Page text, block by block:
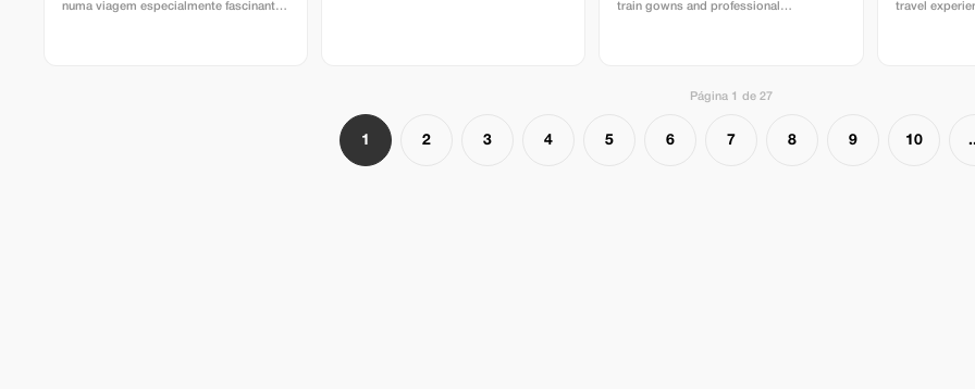
numa viagem especialmente fascinante
train gowns and professional
travel
Página 1 de 27
1 2 3 4 5 6 7 8 9 10